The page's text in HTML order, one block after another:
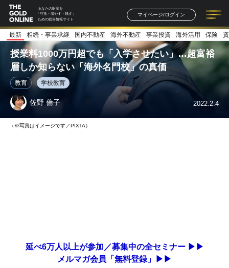
あなたの財産を
「守る・増やす・残す」
ための総合情報サイト
マイページ/ログイン
記事一覧 連載一覧
著者一覧 書籍一覧
最新 相続・事業承継 国内不動産 海外不動産 事業投資 海外活用 保険
授業料1000万円超でも「入学させたい」…超富裕
層しか知らない「海外名門校」の真価
教育 学校教育
佐野 倫子 2022.2.4
（※写真はイメージです／PIXTA）
延べ6万人以上が参加／募集中の全セミナー ▶▶
メルマガ会員「無料登録」▶▶